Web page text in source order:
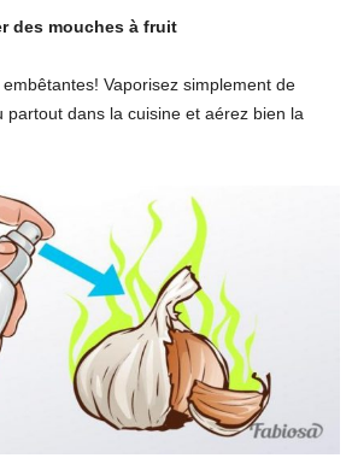
des mouches à fruit
Vaporisez simplement de
partout dans la cuisine et aérez bien la